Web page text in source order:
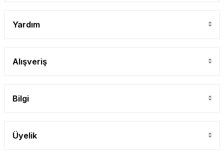
Yardım
Alışveriş
Bilgi
Üyelik